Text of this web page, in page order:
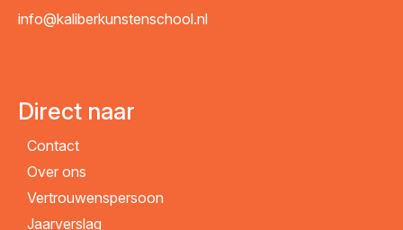
info@kaliberkunstenschool.nl
Direct naar
Contact
Over ons
Vertrouwenspersoon
Jaarverslag